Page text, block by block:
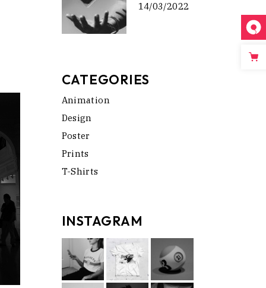
14/03/2022
CATEGORIES
Animation
Design
Poster
Prints
T-Shirts
INSTAGRAM